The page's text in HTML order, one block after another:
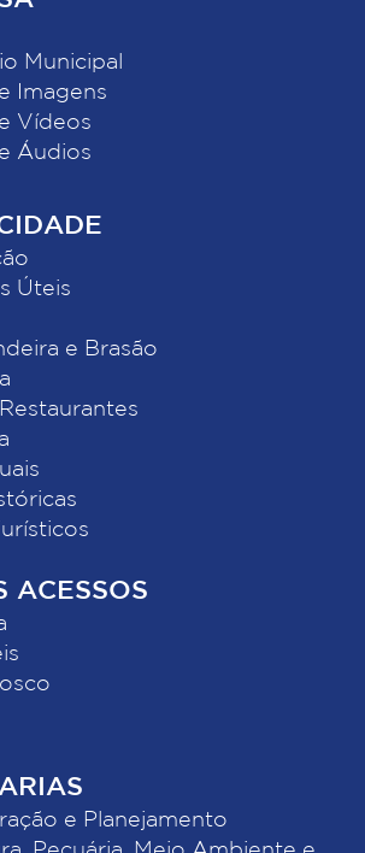
Municipal
Imagens
Vídeos
Áudios
Úteis
e Brasão
ACESSOS
e Planejamento